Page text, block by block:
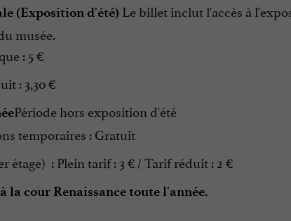
(Exposition d'été) Le billet inclut l'accès à
musée.
: 5 €
: 3,30 €
Période hors exposition d'été
temporaires : Gratuit
étage) : Plein tarif : 3 € / ​Tarif réduit : 2 €
la cour Renaissance toute l'année.